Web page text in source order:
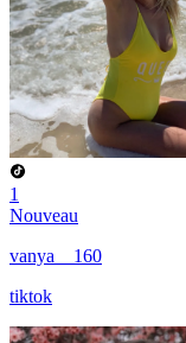
1
Nouveau
vanya__160
tiktok